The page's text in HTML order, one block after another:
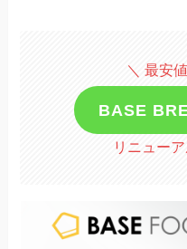
＼ 最安
BASE
リニュー